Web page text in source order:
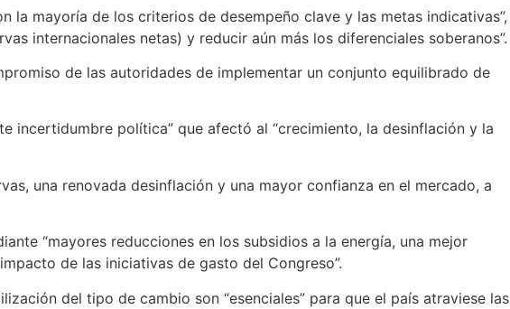
la mayoría de los criterios de desempeño clave y las metas indicativas”,
internacionales netas) y reducir aún más los diferenciales soberanos”.
de las autoridades de implementar un conjunto equilibrado de
incertidumbre política” que afectó al “crecimiento, la desinflación y la
una renovada desinflación y una mayor confianza en el mercado, a
“mayores reducciones en los subsidios a la energía, una mejor
de las iniciativas de gasto del Congreso”.
del tipo de cambio son “esenciales” para que el país atraviese las